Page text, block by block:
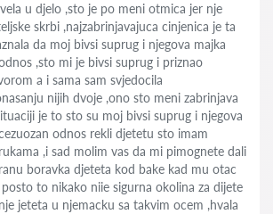
u djelo ,sto je po meni otmica jer nje
skrbi ,najzabrinjavajuca cinjenica je ta
da moj bivsi suprug i njegova majka
,sto mi je bivsi suprug i priznao
a i sama sam svjedocila
nijih dvoje ,ono sto meni zabrinjava
je to sto su moj bivsi suprug i njegova
odnos rekli djetetu sto imam
,i sad molim vas da mi pimognete dali
boravka djeteta kod bake kad mu otac
to nikako niie sigurna okolina za dijete
jeteta u njemacku sa takvim ocem ,hvala